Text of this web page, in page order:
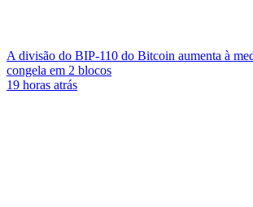
A divisão do BIP-110 do Bitcoin aumenta à
congela em 2 blocos
19 horas atrás